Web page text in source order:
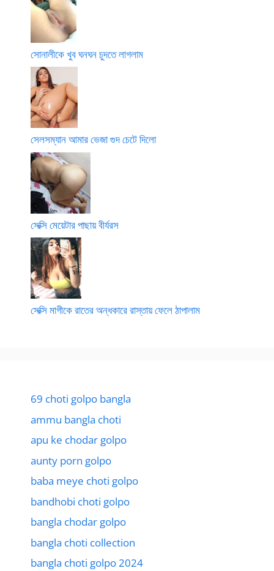
সোনালীকে খুব ঘনঘন চুদতে লাগলাম
সেলসম্যান আমার ভেজা গুদ চেটে দিলো
সেক্সি মেয়েটার পাছায় বীর্যরস
সেক্সি মাগীকে রাতের অন্ধকারে রাস্তায় ফেলে ঠাপালাম
69 choti golpo bangla
ammu bangla choti
apu ke chodar golpo
aunty porn golpo
baba meye choti golpo
bandhobi choti golpo
bangla chodar golpo
bangla choti collection
bangla choti golpo 2024